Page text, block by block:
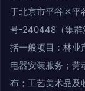
于北京市平谷区平
号-240448（集群
括一般项目：林业
电器安装服务；劳
布；工艺美术品及